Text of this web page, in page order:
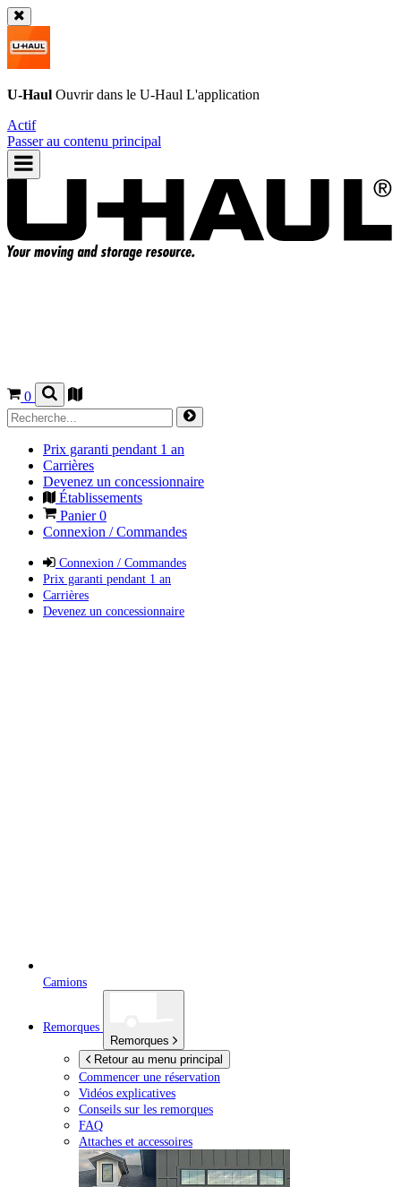
U-Haul Ouvrir dans le U-Haul L'application
Actif
Passer au contenu principal
0
Prix garanti pendant 1 an
Carrières
Devenez un concessionnaire
Établissements
Panier0
Connexion / Commandes
Connexion / Commandes
Prix garanti pendant 1 an
Carrières
Devenez un concessionnaire
Camions
Remorques
Remorques
Retour au menu principal
Commencer une réservation
Vidéos explicatives
Conseils sur les remorques
FAQ
Attaches et accessoires